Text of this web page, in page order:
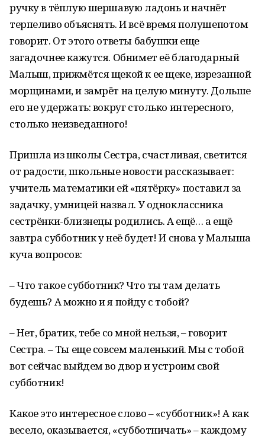
ручку в тёплую шершавую ладонь и начнёт
терпеливо объяснять. И всё время полушепотом
говорит. От этого ответы бабушки еще
загадочнее кажутся. Обнимет её благодарный
Малыш, прижмётся щекой к ее щеке, изрезанной
морщинами, и замрёт на целую минуту. Дольше
его не удержать: вокруг столько интересного,
столько неизведанного!
Пришла из школы Сестра, счастливая, светится
от радости, школьные новости рассказывает:
учитель математики ей «пятёрку» поставил за
задачку, умницей назвал. У одноклассника
сестрёнки-близнецы родились. А ещё… а ещё
завтра субботник у неё будет! И снова у Малыша
куча вопросов:
– Что такое субботник? Что ты там делать
будешь? А можно и я пойду с тобой?
– Нет, братик, тебе со мной нельзя, – говорит
Сестра. – Ты еще совсем маленький. Мы с тобой
вот сейчас выйдем во двор и устроим свой
субботник!
Какое это интересное слово – «субботник»! А как
весело, оказывается, «субботничать» – каждому